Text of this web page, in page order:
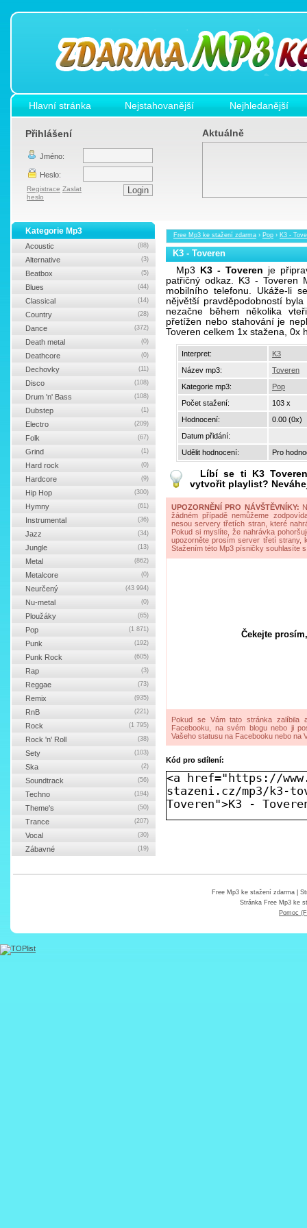
Hlavní stránka Nejstahovanější Nejhledanější
Přihlášení
Jméno:
Heslo:
Registrace Zaslat
heslo
Aktuálně
Free Mp3 ke stažení zdarma › Pop › K3 -
K3 - Toveren
Mp3
K3 - Toveren je
patřičný odkaz. K3 - Toveren
mobilního telefonu. Ukáže-li
nějvětší pravděpodobností
nezačne během několika
přetížen nebo stahování je
Toveren celkem 1x stažena, 0x
Interpret:
K3
Název mp3:
Toveren
Kategorie mp3:
Pop
Počet stažení:
103 x
Hodnocení:
0.00 (0x)
Datum přidání:
Udělit hodnocení:
Pro
Líbí se ti
K3
vytvořit playlist?
UPOZORNĚNÍ PRO NÁVŠTĚVNÍKY:
žádném případě nemůžeme
nesou servery třetích stran, které
Pokud si myslíte, že nahrávka
upozorněte prosím server třetí strany,
Stažením této Mp3 písničky souhlasíte
Čekejte
Pokud se Vám tato stránka zalíbila
Facebooku, na svém blogu nebo ji
Vašeho statusu na Facebooku nebo na
Kód pro sdílení:
Kategorie Mp3
Acoustic (88)
Alternative (3)
Beatbox (5)
Blues (44)
Classical (14)
Country (28)
Dance (372)
Death metal (0)
Deathcore (0)
Dechovky (11)
Disco (108)
Drum 'n' Bass (108)
Dubstep (1)
Electro (209)
Folk (67)
Grind (1)
Hard rock (0)
Hardcore (9)
Hip Hop (300)
Hymny (61)
Instrumental (36)
Jazz (34)
Jungle (13)
Metal (862)
Metalcore (0)
Neurčený (43 994)
Nu-metal (0)
Ploužáky (65)
Pop (1 871)
Punk (192)
Punk Rock (605)
Rap (3)
Reggae (73)
Remix (935)
RnB (221)
Rock (1 795)
Rock 'n' Roll (38)
Sety (103)
Ska (2)
Soundtrack (56)
Techno (194)
Theme's (50)
Trance (207)
Vocal (30)
Zábavné (19)
Free Mp3 ke stažení zdarma|
Stránka Free Mp3 ke
Pomoc